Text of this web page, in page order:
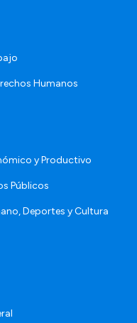
Humanos
y Productivo
Públicos
Deportes y Cultura